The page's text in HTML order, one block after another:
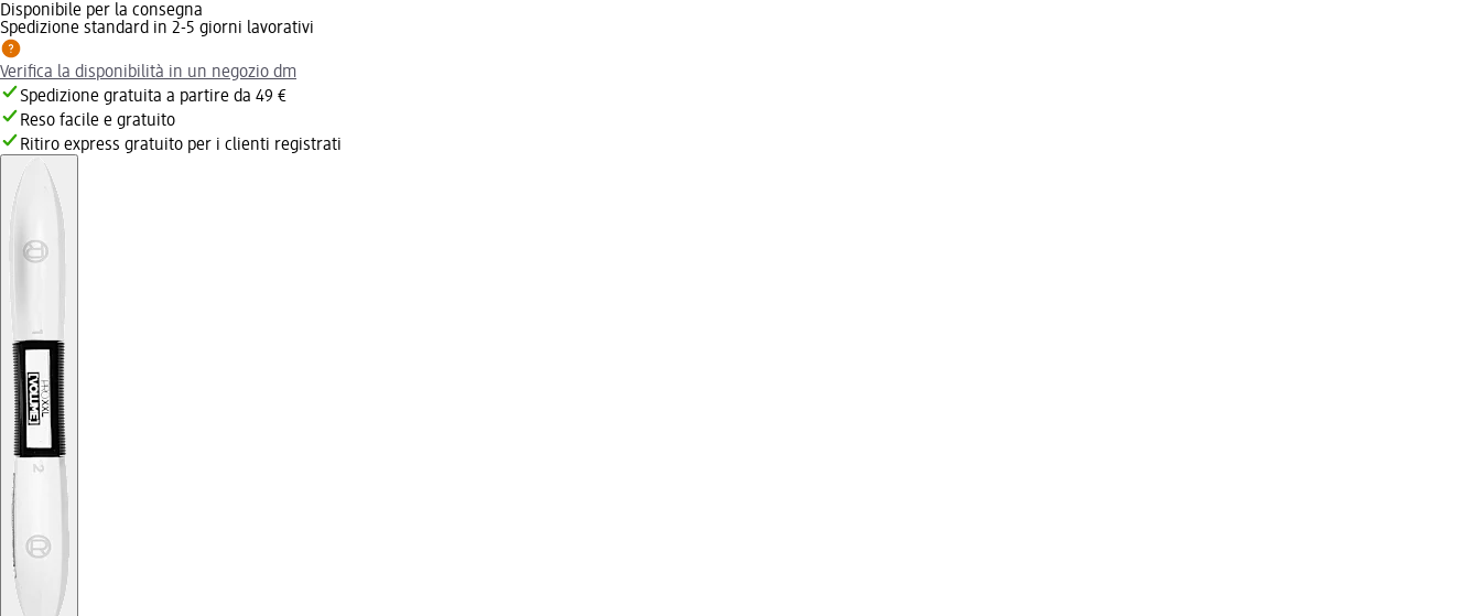
Disponibile per la consegna
Spedizione standard in 2-5 giorni lavorativi
Verifica la disponibilità in un negozio dm
Spedizione gratuita a partire da 49 €
Reso facile e gratuito
Ritiro express gratuito per i clienti registrati